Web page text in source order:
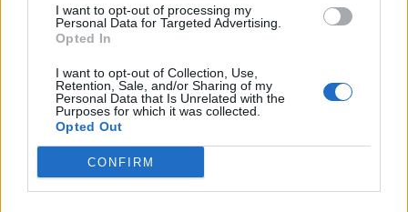
I want to opt-out of processing my
Personal Data for Targeted Advertising.
Opted In
I want to opt-out of Collection, Use,
Retention, Sale, and/or Sharing of my
Personal Data that Is Unrelated with the
Purposes for which it was collected.
Opted Out
CONFIRM
T N A
Mais respostas deste quebra-cabeça:
Construção simples feita de blocos de gelo
A parte do ovo que é rica em albumina
Faca um pouco maior e mais comprida que o punhal
No que se transforma a Princesa Fiona de Shrek
Presente do verbo amar, terceira pessoa do plural